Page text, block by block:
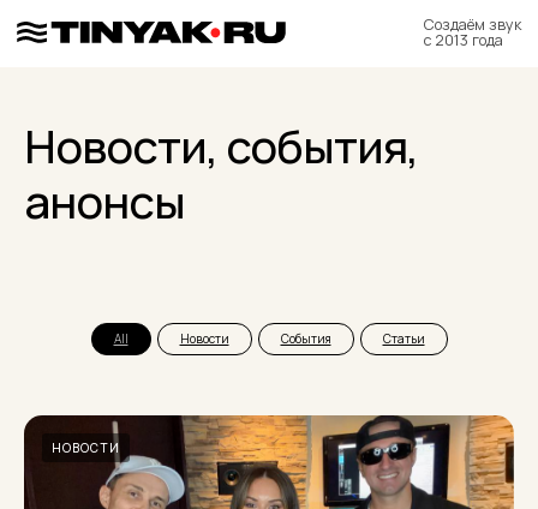
Новости, события,
анонсы
All Новости События Статьи
НОВОСТИ